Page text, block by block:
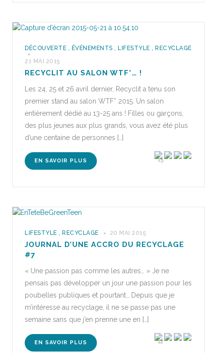
DÉCOUVERTE , ÉVÉNEMENTS , LIFESTYLE , RECYCLAGE
21 MAI 2015
RECYCLIT AU SALON WTF*… !
Les 24, 25 et 26 avril dernier, Recyclit a tenu son
premier stand au salon WTF* 2015. Un salon
entièrement dédié au 13-25 ans ! Filles ou garçons,
des plus jeunes aux plus grands, vous avez été plus
d’une centaine de personnes […]
EN SAVOIR PLUS 15
LIFESTYLE , RECYCLAGE 20 MAI 2015
JOURNAL D’UNE ACCRO DU RECYCLAGE
#7
« Une passion pas comme les autres… » Je ne
pensais pas développer un jour une passion pour les
poubelles publiques et pourtant… Depuis que je
m’intéresse au recyclage, il ne se passe pas une
semaine sans que j’en prenne une en […]
EN SAVOIR PLUS 12